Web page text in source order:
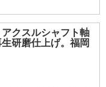
アクスルシャフト軸
研磨仕上げ。福岡